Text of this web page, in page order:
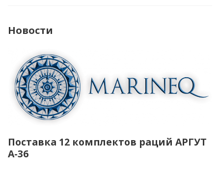
Новости
Поставка 12 комплектов раций АРГУТ
А-36